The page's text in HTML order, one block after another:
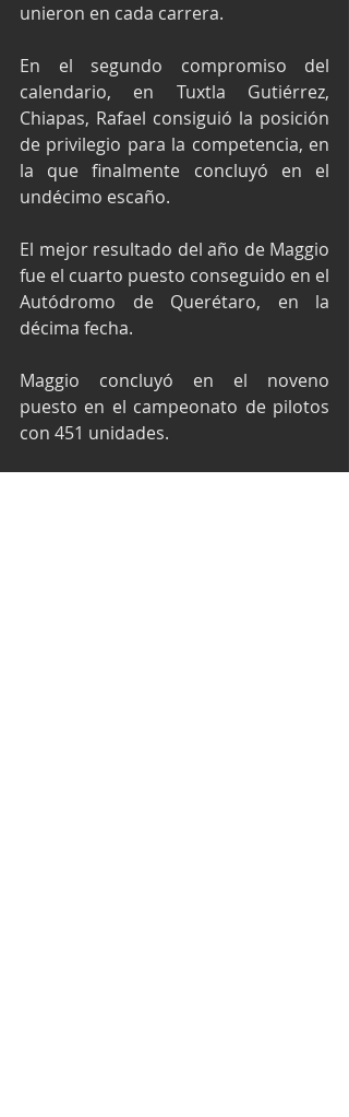
unieron en cada carrera.
En el segundo compromiso del
calendario, en Tuxtla Gutiérrez,
Chiapas, Rafael consiguió la posición
de privilegio para la competencia, en
la que finalmente concluyó en el
undécimo escaño.
El mejor resultado del año de Maggio
fue el cuarto puesto conseguido en el
Autódromo de Querétaro, en la
décima fecha.
Maggio concluyó en el noveno
puesto en el campeonato de pilotos
con 451 unidades.